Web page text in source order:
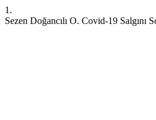
1.
Sezen Doğancılı O. Covid-19